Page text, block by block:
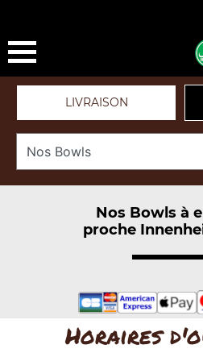
LIVRAISON
Nos Bowls à
proche
Horaires